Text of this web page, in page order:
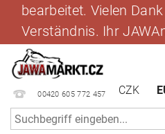
bearbeitet. Vielen
Verständnis. Ihr
00420 605 772 457 CZK